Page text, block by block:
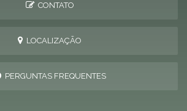
CONTATO
LOCALIZAÇÃO
PERGUNTAS FREQUENTES